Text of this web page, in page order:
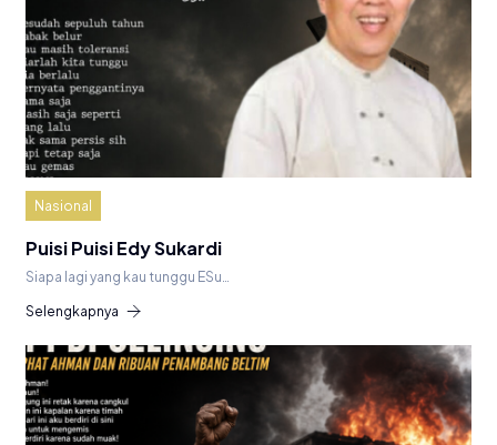
Nasional
Puisi Puisi Edy Sukardi
Siapa lagi yang kau tunggu ESu…
Selengkapnya